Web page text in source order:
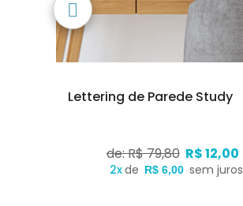
Lettering de Parede Study
de: R$ 79,80 R$ 12,00
2xde R$ 6,00 sem juros